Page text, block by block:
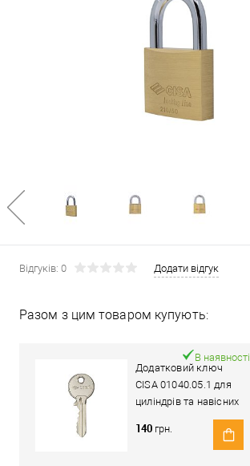
Відгуків: 0 Додати відгук
Разом з цим товаром купують:
Додатковий ключ
CISA 01040.05.1 для
циліндрів та навісних
замків Locking Line
В наявності
140 грн.